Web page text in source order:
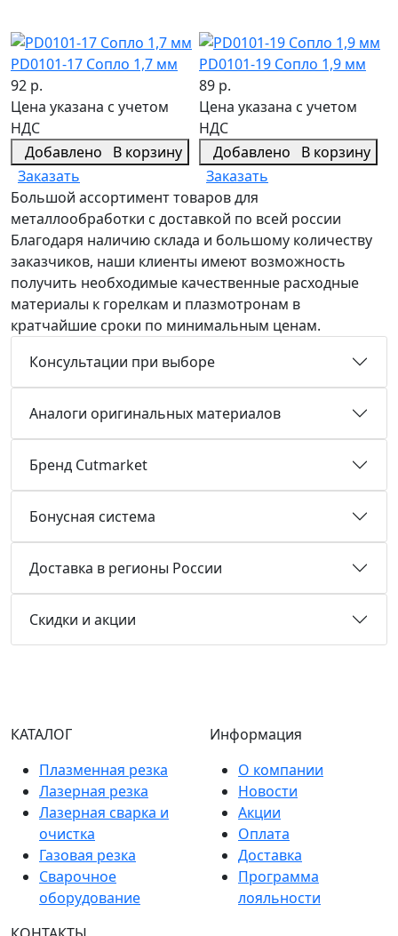
PD0101-17 Сопло 1,7 мм
92 р.
Цена указана с учетом
НДС
Добавлено
В корзину
Заказать
PD0101-19 Сопло 1,9 мм
89 р.
Цена указана с учетом
НДС
Добавлено
В корзину
Заказать
Большой ассортимент товаров для
металлообработки с доставкой по всей россии
Благодаря наличию склада и большому количеству
заказчиков, наши клиенты имеют возможность
получить необходимые качественные расходные
материалы к горелкам и плазмотронам в
кратчайшие сроки по минимальным ценам.
Консультации при выборе
Аналоги оригинальных материалов
Бренд Cutmarket
Бонусная система
Доставка в регионы России
Скидки и акции
КАТАЛОГ
Плазменная резка
Лазерная резка
Лазерная сварка и
очистка
Газовая резка
Сварочное
оборудование
Информация
О компании
Новости
Акции
Оплата
Доставка
Программа
лояльности